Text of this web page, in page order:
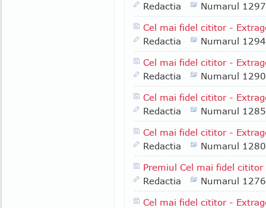
Redactia
Numarul 1297
Cel mai fidel cititor -
Redactia
Numarul 1294
Cel mai fidel cititor -
Redactia
Numarul 1290
Cel mai fidel cititor -
Redactia
Numarul 1285
Cel mai fidel cititor -
Redactia
Numarul 1280
Premiul Cel mai fidel
Redactia
Numarul 1276
Cel mai fidel cititor -